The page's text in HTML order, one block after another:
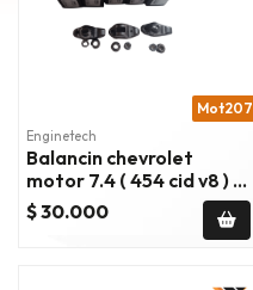
Mot207
Enginetech
Balancin chevrolet
motor 7.4 ( 454 cid v8 ) x
unid
$ 30.000